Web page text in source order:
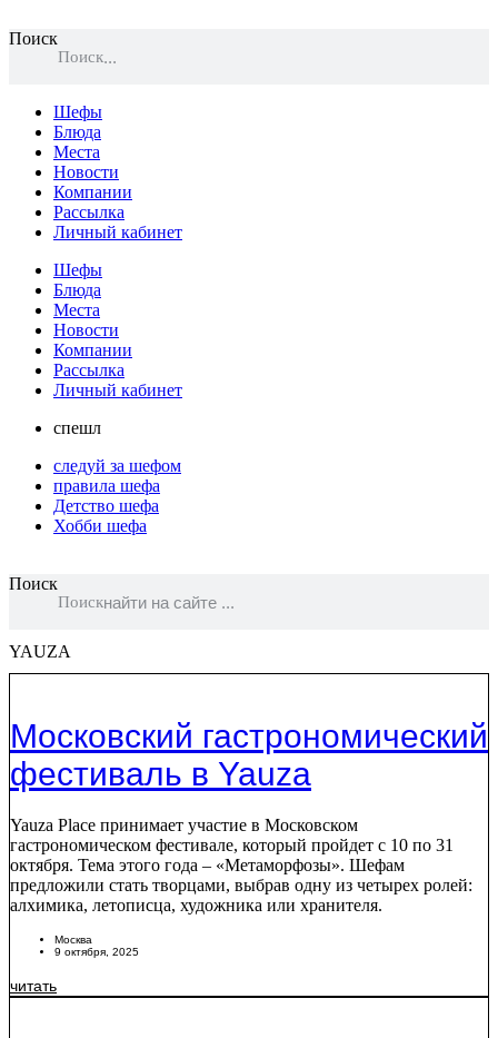
Поиск
Поиск
Шефы
Блюда
Места
Новости
Компании
Рассылка
Личный кабинет
Шефы
Блюда
Места
Новости
Компании
Рассылка
Личный кабинет
спешл
следуй за шефом
правила шефа
Детство шефа
Хобби шефа
Поиск
Поиск
YAUZA
Московский гастрономический
фестиваль в Yauza
Yauza Place принимает участие в Московском
гастрономическом фестивале, который пройдет с 10 по 31
октября. Тема этого года – «Метаморфозы». Шефам
предложили стать творцами, выбрав одну из четырех ролей:
алхимика, летописца, художника или хранителя.
Москва
9 октября, 2025
читать